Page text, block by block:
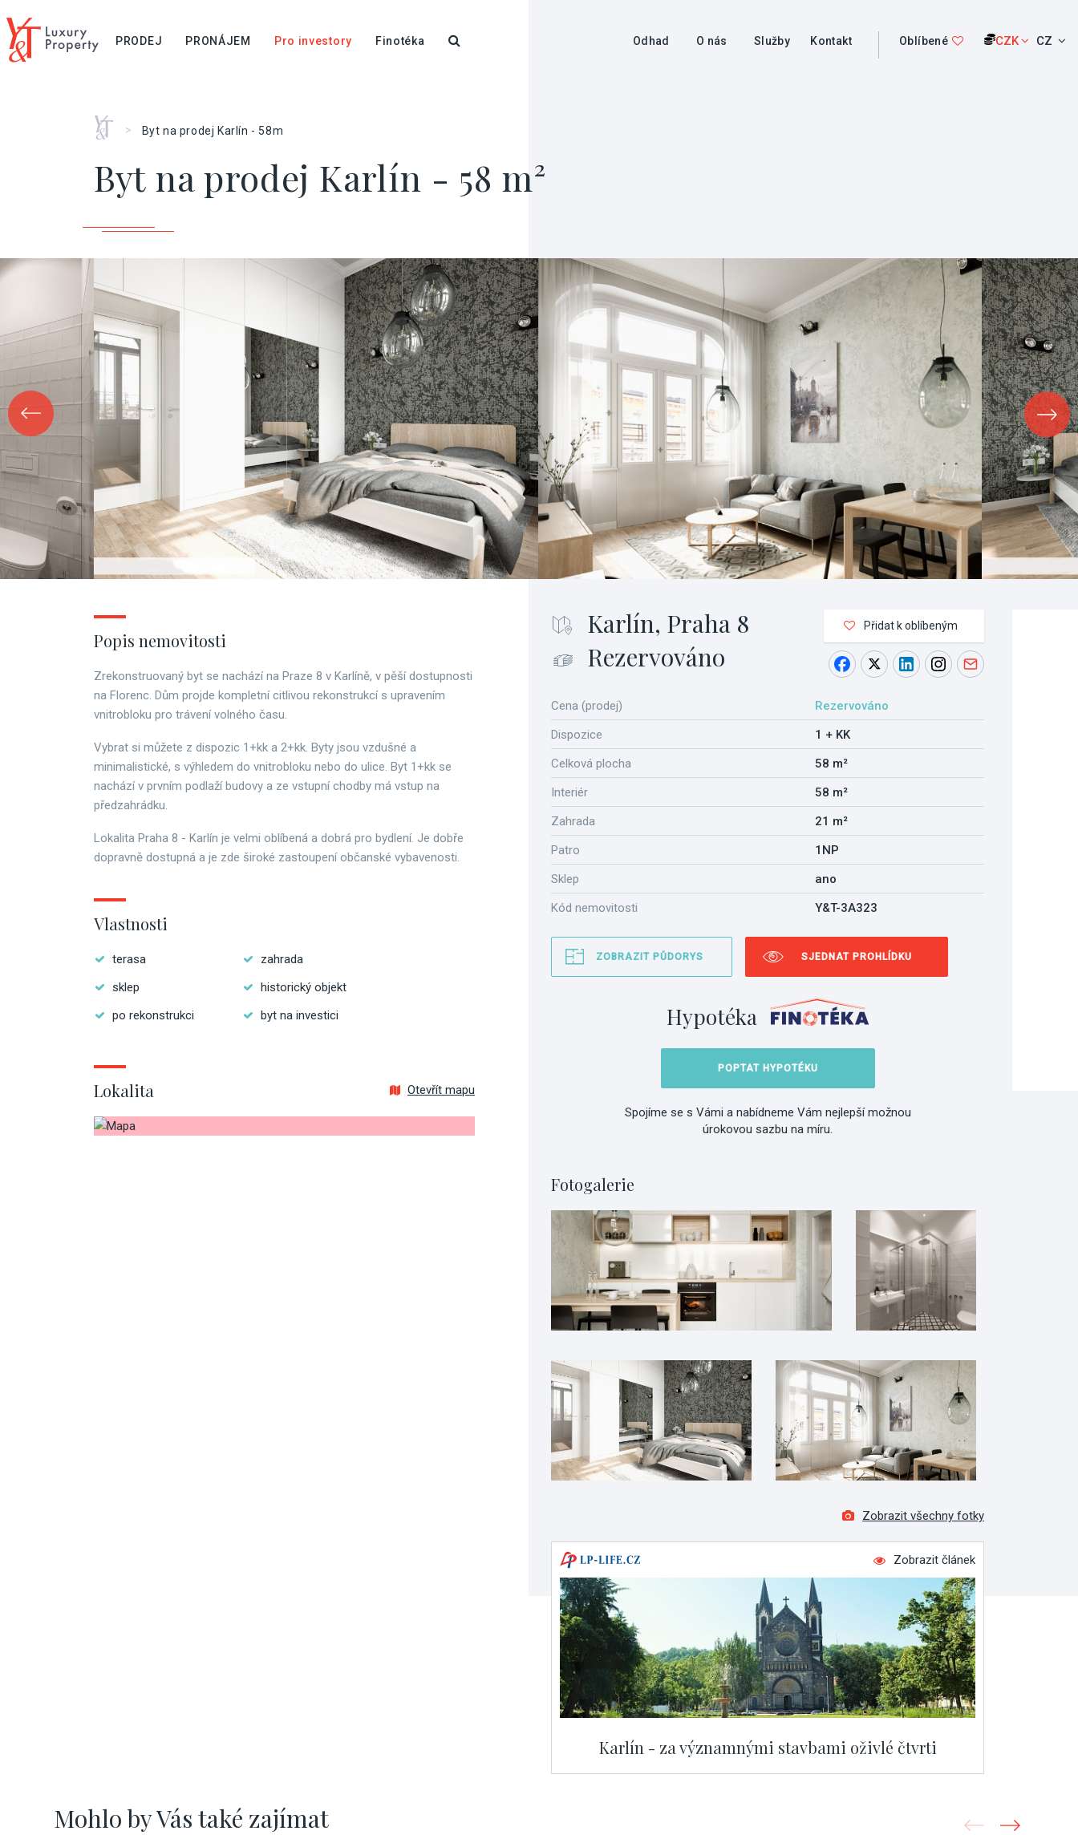
PRODEJ PRONÁJEM Pro investory Finotéka Odhad O nás Služby Kontakt Oblíbené CZK CZ
Home
> Byt na prodej Karlín - 58m
Byt na prodej Karlín - 58 m²
Karlín, Praha 8
Rezervováno
Přidat k oblíbeným
Cena (prodej)
Rezervováno
Dispozice
1 + KK
Celková plocha
58 m²
Interiér
58 m²
Zahrada
21 m²
Patro
1NP
Sklep
ano
Kód nemovitosti
Y&T-3A323
ZOBRAZIT PŮDORYS SJEDNAT PROHLÍDKU
Hypotéka
POPTAT HYPOTÉKU
Spojíme se s Vámi a nabídneme Vám nejlepší možnou
úrokovou sazbu na míru.
Fotogalerie
Zobrazit všechny fotky
Zobrazit článek
Karlín - za významnými stavbami oživlé čtvrti
Popis nemovitosti
Zrekonstruovaný byt se nachází na Praze 8 v Karlíně, v pěší dostupnosti
na Florenc. Dům projde kompletní citlivou rekonstrukcí s upravením
vnitrobloku pro trávení volného času.
Vybrat si můžete z dispozic 1+kk a 2+kk. Byty jsou vzdušné a
minimalistické, s výhledem do vnitrobloku nebo do ulice. Byt 1+kk se
nachází v prvním podlaží budovy a ze vstupní chodby má vstup na
předzahrádku.
Lokalita Praha 8 - Karlín je velmi oblíbená a dobrá pro bydlení. Je dobře
dopravně dostupná a je zde široké zastoupení občanské vybavenosti.
Vlastnosti
terasa
zahrada
sklep
historický objekt
po rekonstrukci
byt na investici
Lokalita Otevřít mapu
Mohlo by Vás také zajímat